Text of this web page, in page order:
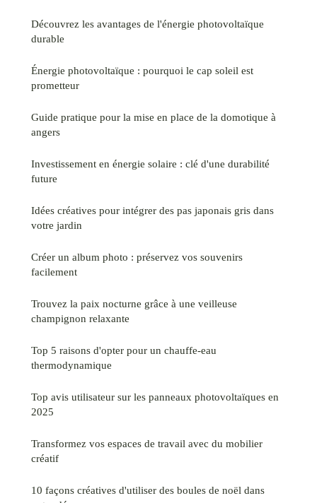
Découvrez les avantages de l'énergie photovoltaïque
durable
Énergie photovoltaïque : pourquoi le cap soleil est
prometteur
Guide pratique pour la mise en place de la domotique à
angers
Investissement en énergie solaire : clé d'une durabilité
future
Idées créatives pour intégrer des pas japonais gris dans
votre jardin
Créer un album photo : préservez vos souvenirs
facilement
Trouvez la paix nocturne grâce à une veilleuse
champignon relaxante
Top 5 raisons d'opter pour un chauffe-eau
thermodynamique
Top avis utilisateur sur les panneaux photovoltaïques en
2025
Transformez vos espaces de travail avec du mobilier
créatif
10 façons créatives d'utiliser des boules de noël dans